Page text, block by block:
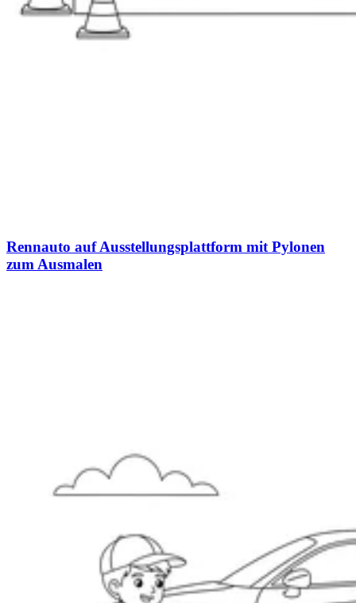
Rennauto auf Ausstellungsplattform mit Pylonen
zum Ausmalen